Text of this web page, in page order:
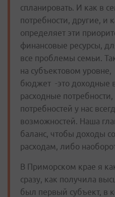
спланировать. И как в
потребности, другие, и
определяет эти
финансовые ресурсы,
все проблемы семьи.
на субъектовом
бюджет -это доходные
расходные
потребностей у нас
возможностей. Наша
баланс, чтобы доходы
расходам, либо
В Приморском крае я
сразу, как получила
был первый субъект, в